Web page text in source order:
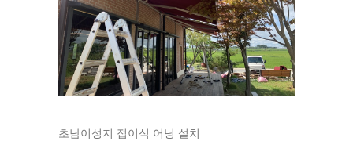
초남이성지 접이식 어닝 설치